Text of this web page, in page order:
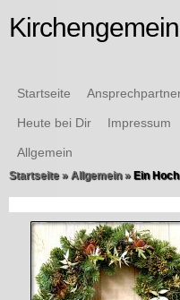
Startseite
Heute bei Dir Impressum
Allgemein
Startseite » Allgemein »Ein Hoch